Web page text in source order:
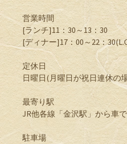
営業時間
[ランチ]11：30～13：30
[ディナー]17：00～22：
定休日
日曜日(月曜日が祝日連休の
最寄り駅
JR他各線「金沢駅」から車
駐車場